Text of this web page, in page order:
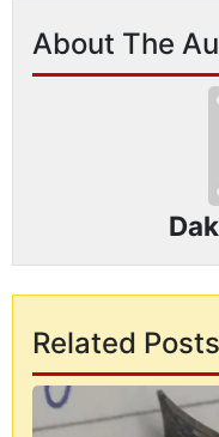
About The
Related Posts